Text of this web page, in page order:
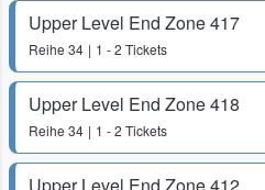
Upper Level End Zone 417
Reihe 34 1 - 2 Tickets
Upper Level End Zone 418
Reihe 34 1 - 2 Tickets